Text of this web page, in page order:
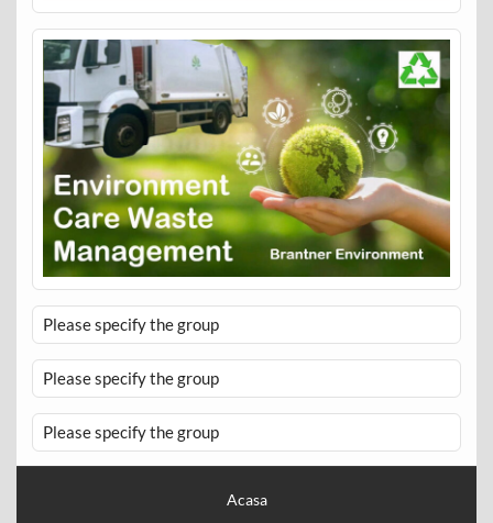
Please specify the group
Please specify the group
Please specify the group
Acasa